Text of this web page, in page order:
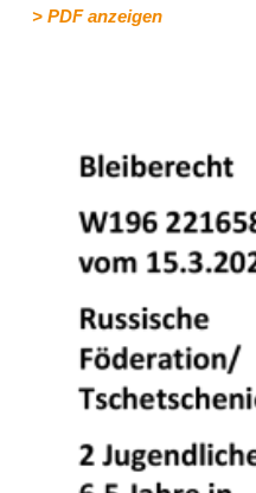
> PDF anzeigen